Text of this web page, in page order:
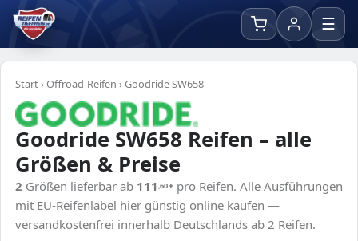
☰
Start›Offroad-Reifen ›Goodride SW658
Goodride SW658 Reifen – alle
Größen & Preise
2 Größen lieferbar ab 111,60€ pro Reifen. Alle Ausführungen
mit EU-Reifenlabel hier günstig online kaufen —
versandkostenfrei innerhalb Deutschlands ab 2 Reifen.